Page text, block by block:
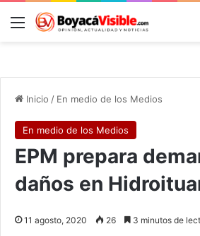
Menú
Inicio / En medio de los Medios
En medio de los Medios
EPM prepara
daños en
11 agosto, 2020 26 3 minutos de